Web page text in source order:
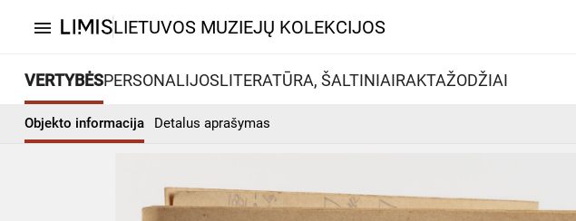
menu LIETUVOS MUZIEJŲ KOLEKCIJOS
VERTYBĖSPERSONALIJOSLITERATŪRA, ŠALTINIAIRAKTAŽODŽIAI
Objekto informacija Detalus aprašymas